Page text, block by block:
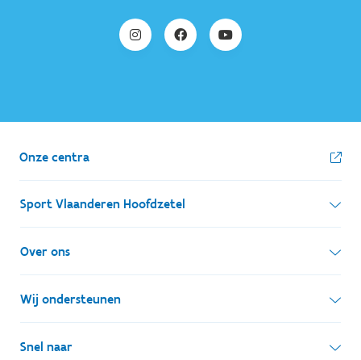
Onze centra
Sport Vlaanderen Hoofdzetel
Simon Bolivarlaan 17
1000 Brussel
Ondernemingsnummer: BE 0248.142.826
Over ons
Wie zijn we, wat doen we
Onze centra
Wij ondersteunen
Lokale besturen
Snel naar